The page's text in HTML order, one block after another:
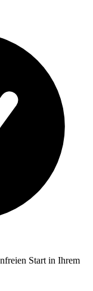
Start in Ihrem